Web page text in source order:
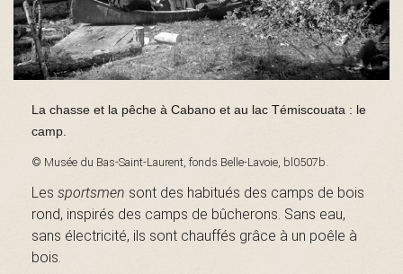
e
La chasse et la pêche à Cabano et au lac Témiscouata : le
camp.
© Musée du Bas-Saint-Laurent, fonds Belle-Lavoie, bl0507b.
Les sportsmen sont des habitués des camps de bois
rond, inspirés des camps de bûcherons. Sans eau,
sans électricité, ils sont chauffés grâce à un poêle à
bois.